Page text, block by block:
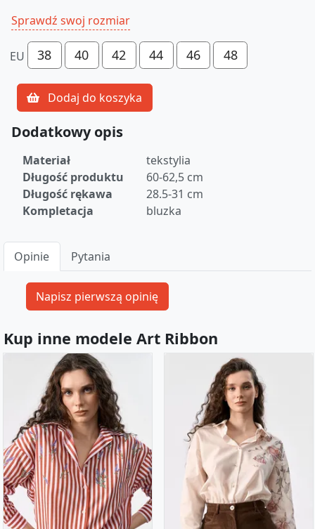
Sprawdź swoj rozmiar
EU 38 40 42 44 46 48
Dodaj do koszyka
Dodatkowy opis
Materiał
tekstylia
Długość produktu
60-62,5 cm
Długość rękawa
28.5-31 cm
Kompletacja
bluzka
Opinie Pytania
Kup inne modele Art Ribbon